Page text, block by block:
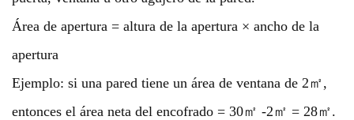
Área de apertura = altura de la apertura × ancho de la
apertura
Ejemplo: si una pared tiene un área de ventana de 2㎡,
entonces el área neta del encofrado = 30㎡ -2㎡ = 28㎡.